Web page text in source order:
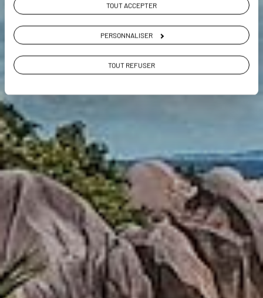
TOUT ACCEPTER
PERSONNALISER
TOUT REFUSER